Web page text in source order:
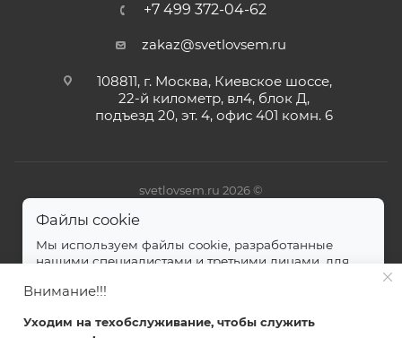
+7 499 372-04-62
zakaz@svetlovsem.ru
108811, г. Москва, Киевское шоссе,
22-й километр, вл4, блок Д,
подъезд 20, эт. 4, офис 401 комн. 6
svetlovsem.ru 2026 ©
Внимание!!!
Уходим на техобслуживание, чтобы служить
Файлы cookie
Мы используем файлы cookie, разработанные
нашими специалистами и третьими лицами, для